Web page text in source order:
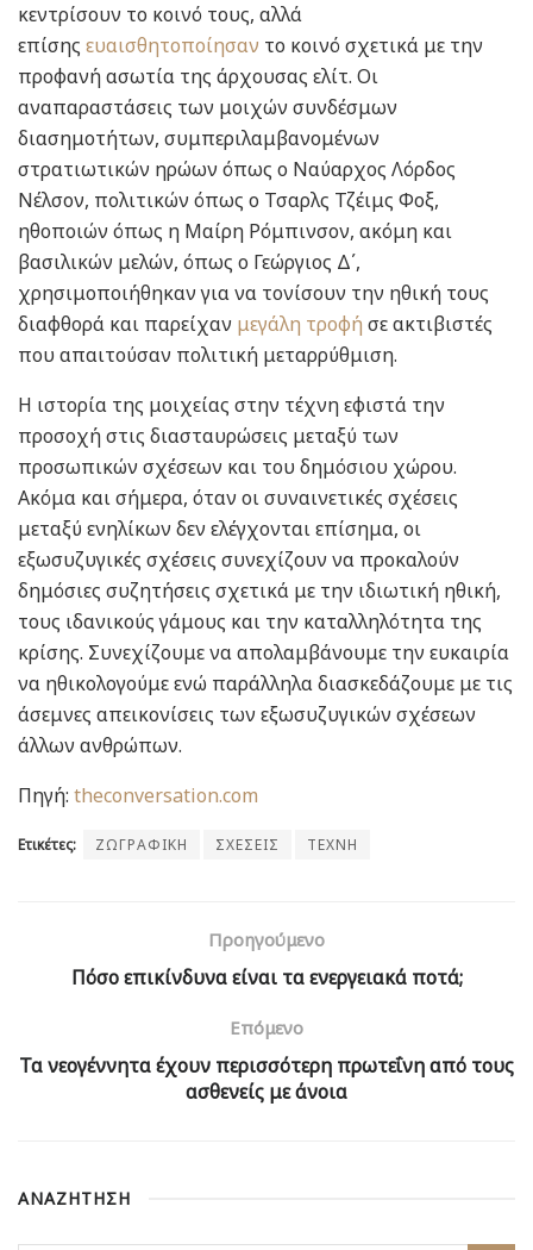
κεντρίσουν το κοινό τους, αλλά
επίσης ευαισθητοποίησαν το κοινό σχετικά με την
προφανή ασωτία της άρχουσας ελίτ. Οι
αναπαραστάσεις των μοιχών συνδέσμων
διασημοτήτων, συμπεριλαμβανομένων
στρατιωτικών ηρώων όπως ο Ναύαρχος Λόρδος
Νέλσον, πολιτικών όπως ο Τσαρλς Τζέιμς Φοξ,
ηθοποιών όπως η Μαίρη Ρόμπινσον, ακόμη και
βασιλικών μελών, όπως ο Γεώργιος Δ΄,
χρησιμοποιήθηκαν για να τονίσουν την ηθική τους
διαφθορά και παρείχαν μεγάλη τροφή σε ακτιβιστές
που απαιτούσαν πολιτική μεταρρύθμιση.
Η ιστορία της μοιχείας στην τέχνη εφιστά την
προσοχή στις διασταυρώσεις μεταξύ των
προσωπικών σχέσεων και του δημόσιου χώρου.
Ακόμα και σήμερα, όταν οι συναινετικές σχέσεις
μεταξύ ενηλίκων δεν ελέγχονται επίσημα, οι
εξωσυζυγικές σχέσεις συνεχίζουν να προκαλούν
δημόσιες συζητήσεις σχετικά με την ιδιωτική ηθική,
τους ιδανικούς γάμους και την καταλληλότητα της
κρίσης. Συνεχίζουμε να απολαμβάνουμε την ευκαιρία
να ηθικολογούμε ενώ παράλληλα διασκεδάζουμε με τις
άσεμνες απεικονίσεις των εξωσυζυγικών σχέσεων
άλλων ανθρώπων.
Πηγή: theconversation.com
Ετικέτες: ΖΩΓΡΑΦΙΚΗ ΣΧΕΣΕΙΣ ΤΕΧΝΗ
Προηγούμενο
Πόσο επικίνδυνα είναι τα ενεργειακά ποτά;
Επόμενο
Τα νεογέννητα έχουν περισσότερη πρωτεΐνη από τους
ασθενείς με άνοια
ΑΝΑΖΗΤΗΣΗ